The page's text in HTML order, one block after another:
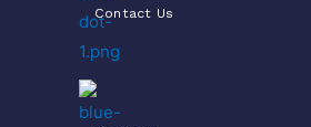
Contact Us